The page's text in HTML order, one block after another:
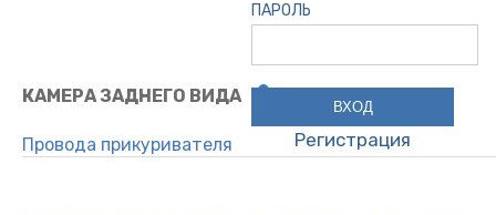
ПАРОЛЬ
Регистрация
КАМЕРА ЗАДНЕГО ВИДА
Провода прикуривателя